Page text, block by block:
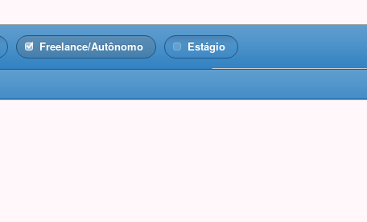
Freelance/Autônomo Estágio